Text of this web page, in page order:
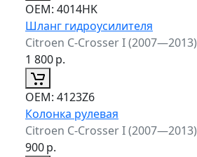
ОЕМ: 4014HK
Шланг гидроусилителя
Citroen C-Crosser I (2007—2013)
1 800р.
ОЕМ: 4123Z6
Колонка рулевая
Citroen C-Crosser I (2007—2013)
900р.